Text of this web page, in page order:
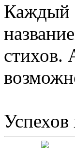
Каждый
стихов.
Успехов